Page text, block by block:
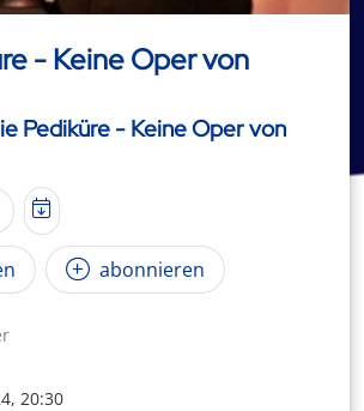
- Keine Oper von
Pediküre - Keine Oper von
abonnieren
20:30